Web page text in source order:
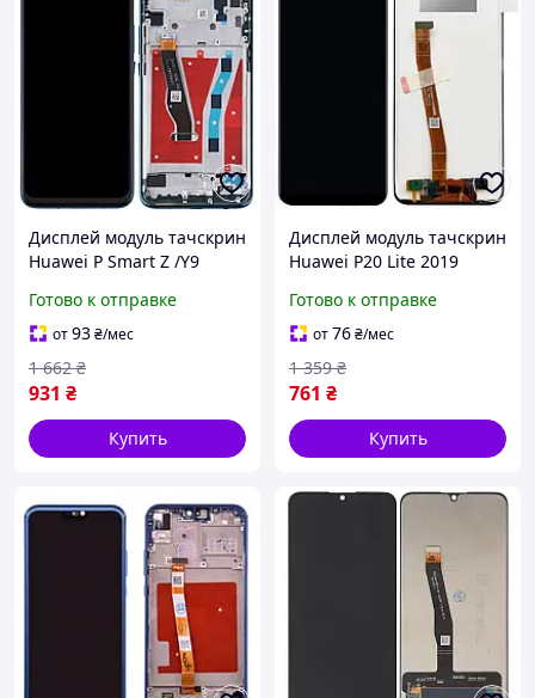
Дисплей модуль тачскрин
Huawei P Smart Z /Y9
оригинал PRC с рамкой
зеленого цвета Emerald
Green
Готово к отправке
от93₴/мес
931 ₴
1 662 ₴
Купить
Дисплей модуль тачскрин
Huawei P20 Lite 2019
черный оригинал PRC
Готово к отправке
от76₴/мес
761 ₴
1 359 ₴
Купить